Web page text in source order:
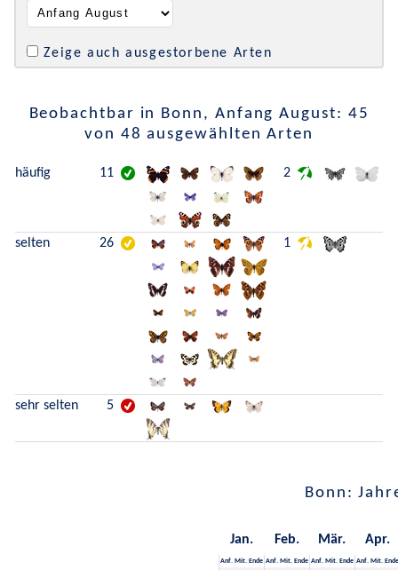
Zeige auch ausgestorbene Arten
Beobachtbar in Bonn, Anfang August: 45
von 48 ausgewählten Arten
häufig 11 2
selten 26 1
sehr selten 5
Bonn:
Jan. Feb. Mär. Apr.
Anf. Mit. Ende Anf. Mit. Ende Anf. Mit. Ende Anf. Mit. Ende